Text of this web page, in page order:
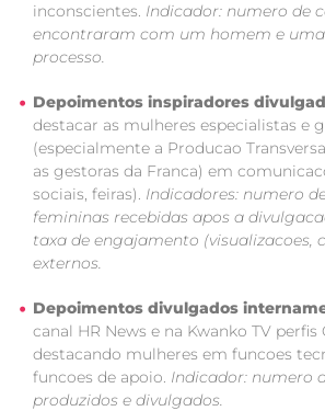
inconscientes. Indicador: numero de
encontraram com um homem e
processo.
Depoimentos inspiradores
destacar as mulheres especialistas e
(especialmente a Producao
as gestoras da Franca) em
sociais, feiras). Indicadores: numero
femininas recebidas apos a
taxa de engajamento (visualizacoes,
externos.
Depoimentos divulgados
canal HR News e na Kwanko TV
destacando mulheres em funcoes
funcoes de apoio. Indicador: numero
produzidos e divulgados.